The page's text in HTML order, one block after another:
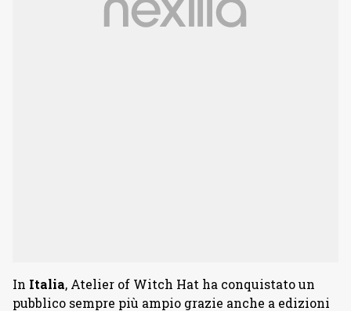
In Italia, Atelier of Witch Hat ha conquistato un
pubblico sempre più ampio grazie anche a edizioni